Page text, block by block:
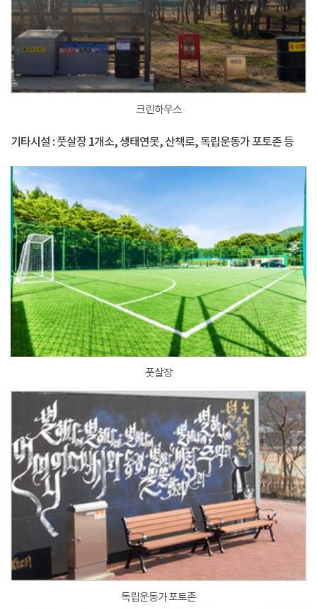
크린하우스
기타시설 : 풋살장 1개소, 생태연못, 산책로, 독립운동가 포토존 등
풋살장
독립운동가 포토존